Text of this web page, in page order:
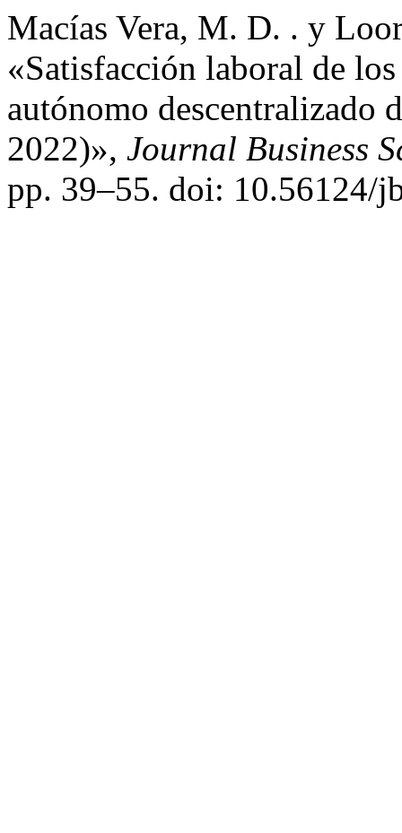
Macías Vera, M. D. . y
«Satisfacción laboral de
autónomo descentralizado
2022)», Journal Business
pp. 39–55. doi: 10.56124/